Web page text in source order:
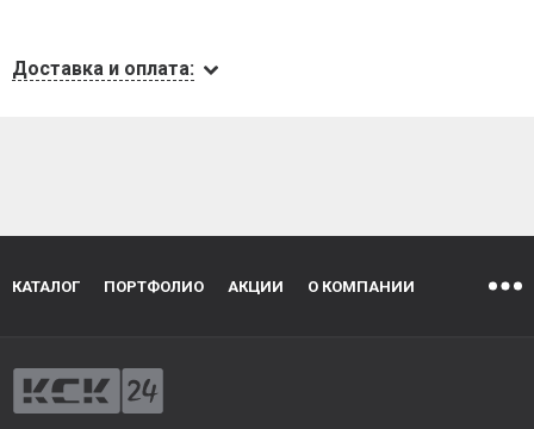
Доставка и оплата:
КАТАЛОГ ПОРТФОЛИО АКЦИИ О КОМПАНИИ